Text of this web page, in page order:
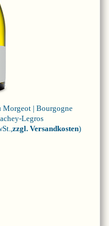
Morgeot | Bourgogne
Legros
zzgl. Versandkosten)